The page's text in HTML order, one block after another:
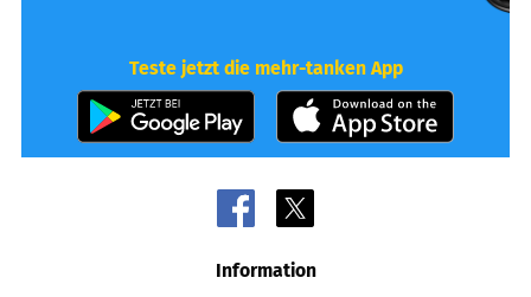
Teste jetzt die mehr-tanken App
Information